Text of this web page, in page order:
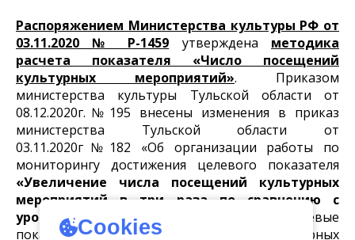
Распоряжением Министерства культуры РФ от
03.11.2020 № Р-1459 утверждена методика
расчета показателя «Число посещений
культурных мероприятий». Приказом
министерства культуры Тульской области от
08.12.2020г.№195 внесены изменения в приказ
министерства Тульской области от
03.11.2020г№182 «Об организации работы по
мониторингу достижения целевого показателя
«Увеличение числа посещений культурных
мероприятий в три раза по сравнению с
уровнем 2019 года»
, утверждены целевые
показатели «Число посещений культурных
Cookies